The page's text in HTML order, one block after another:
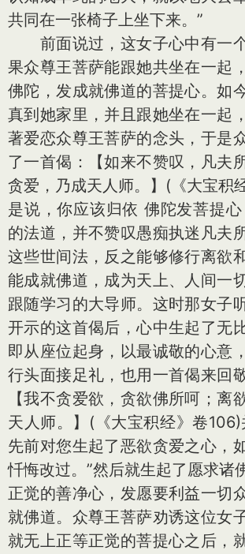
共同在一张椅子上坐下来。”
前面说过，这女子心中有一
果众尊王菩萨能跟她共坐在一起
佛陀，发成就佛道的菩提心。如
真到她家里，并且跟她坐在一起
著爱恋众尊王菩萨的念头，于是
了一首偈：【如来不赞叹，凡夫
贪爱，乃成天人师。】(《大宝积
是说，你应该归依 佛陀发菩提
的法道，并不赞叹愚痴执迷凡夫
这些世间法，反之能够修行离欲
能成就佛道，成为天上、人间一
跟随学习的大导师。这时那女子
开示的这首偈后，心中生起了无
即从座位起身，以最诚敬的心意
行头面接足礼，也用一首偈来回
【我不贪爱欲，贪欲佛所呵；离
天人师。】(《大宝积经》卷106)
先前对您生起了恶欲贪爱之心，
忏悔改过。”然后就生起了愿求诸
正觉的善净心，发愿要利益一切
就佛道。众尊王菩萨劝诱这位女
就无上正等正觉的菩提心之后，